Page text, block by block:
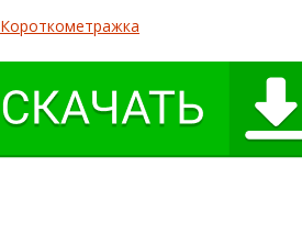
Короткометражка